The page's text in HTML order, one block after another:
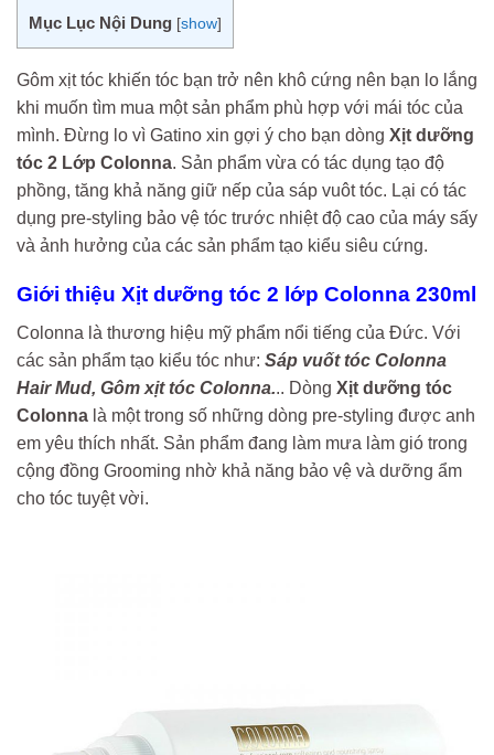
Mục Lục Nội Dung [show]
Gôm xịt tóc khiến tóc bạn trở nên khô cứng nên bạn lo lắng
khi muốn tìm mua một sản phẩm phù hợp với mái tóc của
mình. Đừng lo vì Gatino xin gợi ý cho bạn dòng Xịt dưỡng
tóc 2 Lớp Colonna. Sản phẩm vừa có tác dụng tạo độ
phồng, tăng khả năng giữ nếp của sáp vuôt tóc. Lại có tác
dụng pre-styling bảo vệ tóc trước nhiệt độ cao của máy sấy
và ảnh hưởng của các sản phẩm tạo kiểu siêu cứng.
Giới thiệu Xịt dưỡng tóc 2 lớp Colonna 230ml
Colonna là thương hiệu mỹ phẩm nổi tiếng của Đức. Với
các sản phẩm tạo kiểu tóc như: Sáp vuốt tóc Colonna
Hair Mud, Gôm xịt tóc Colonna... Dòng Xịt dưỡng tóc
Colonna là một trong số những dòng pre-styling được anh
em yêu thích nhất. Sản phẩm đang làm mưa làm gió trong
cộng đồng Grooming nhờ khả năng bảo vệ và dưỡng ẩm
cho tóc tuyệt vời.